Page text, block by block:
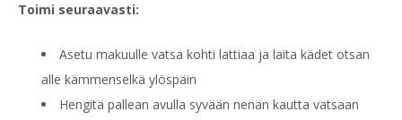
Toimi seuraavasti:
Asetu makuulle vatsa kohti lattiaa ja laita kädet otsan
alle kämmenselkä ylöspäin
Hengitä pallean avulla syvään nenän kautta vatsaan